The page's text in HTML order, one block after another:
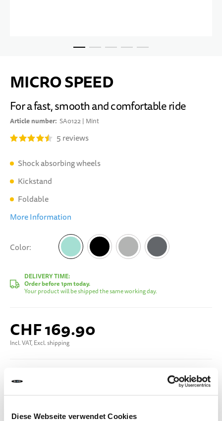
Diese Webseite verwendet Cookies
MICRO SPEED
For a fast, smooth and comfortable ride
Article number SA0122 | Mint
5 reviews
Shock absorbing wheels
Kickstand
Foldable
More Information
Color
Mint
DELIVERY TIME:
Order before 1pm today.
Your product will be shipped the same working day.
CHF 169.90
Incl. VAT, Excl. shipping
Add to Compare